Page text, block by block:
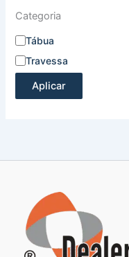
Categoria
Tábua
Travessa
Aplicar